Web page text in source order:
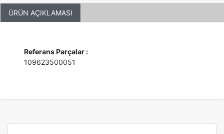
ÜRÜN AÇIKLAMASI
Referans Parçalar :
109623500051